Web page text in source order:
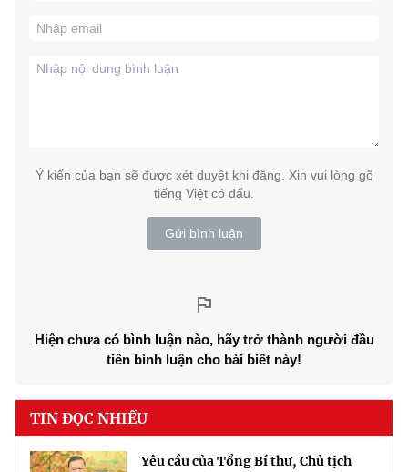
Ý kiến của bạn sẽ được xét duyệt khi đăng. Xin vui lòng gõ
tiếng Việt có dấu.
Gửi bình luận
Hiện chưa có bình luận nào, hãy trở thành người đầu
tiên bình luận cho bài biết này!
TIN ĐỌC NHIỀU
Yêu cầu của Tổng Bí thư, Chủ tịch